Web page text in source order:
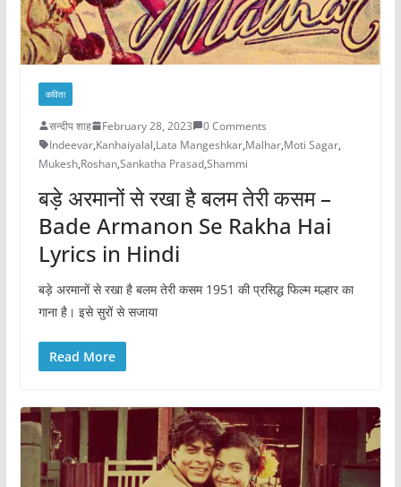
कविता
सन्दीप शाह February 28, 2023
0 Comments
Indeevar,Kanhaiyalal,Lata Mangeshkar,Malhar,Moti Sagar,
Mukesh,Roshan,Sankatha Prasad,Shammi
बड़े अरमानों से रखा है बलम तेरी कसम –
Bade Armanon Se Rakha Hai
Lyrics in Hindi
बड़े अरमानों से रखा है बलम तेरी कसम 1951 की प्रसिद्ध फिल्म मल्हार का
गाना है। इसे सुरों से सजाया
Read More